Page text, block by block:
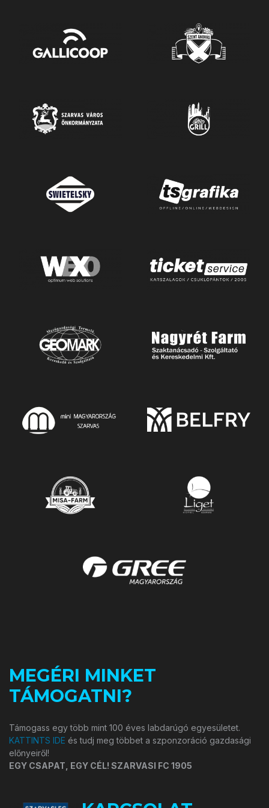
MEGÉRI MINKET
TÁMOGATNI?
Támogass egy több mint 100 éves labdarúgó egyesületet.
KATTINTS IDE és tudj meg többet a szponzoráció gazdasági
előnyeiről!
EGY CSAPAT, EGY CÉL! SZARVASI FC 1905